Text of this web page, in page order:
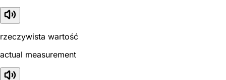
rzeczywista wartość
actual measurement